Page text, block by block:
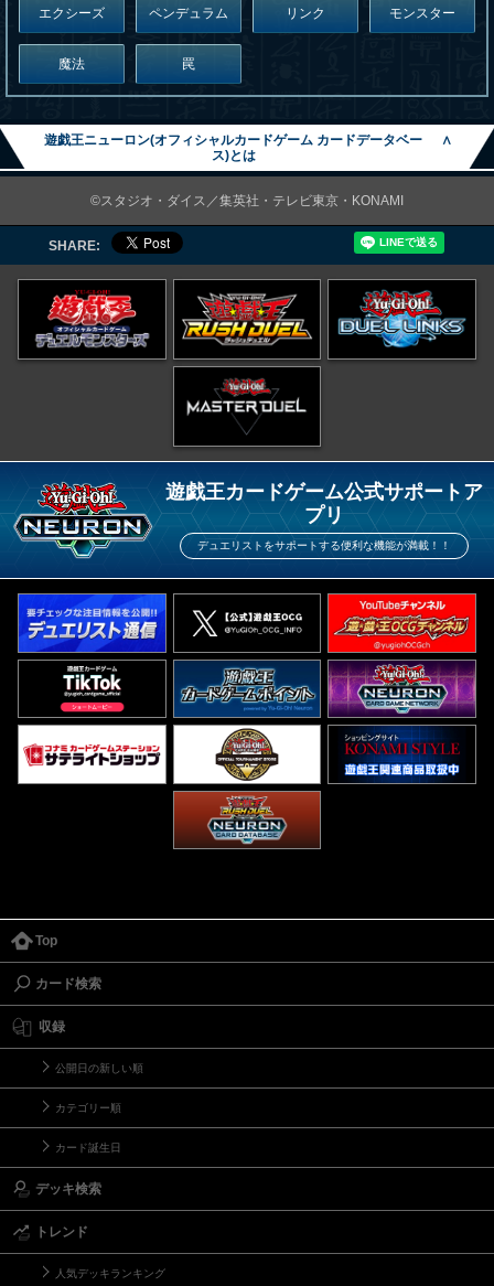
エクシーズ ペンデュラム リンク モンスター
魔法 罠
遊戯王ニューロン(オフィシャルカードゲーム カードデータベー
ス)とは
∧
©スタジオ・ダイス／集英社・テレビ東京・KONAMI
SHARE:
遊戯王カードゲーム公式サポートア
プリ
デュエリストをサポートする便利な機能が満載！！
Top
カード検索
収録
公開日の新しい順
カテゴリー順
カード誕生日
デッキ検索
トレンド
人気デッキランキング